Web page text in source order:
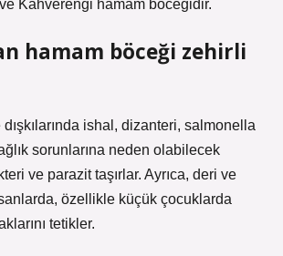
Kahverengi hamam böceğidir.
hamam böceği zehirli
ishal, dizanteri, salmonella
sorunlarına neden olabilecek
ve parazit taşırlar. Ayrıca, deri ve
özellikle küçük çocuklarda
tetikler.